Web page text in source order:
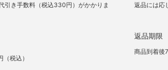
引き手数料（税込330円）がかかりま
税込）
返品には応
返品期限
商品到着後